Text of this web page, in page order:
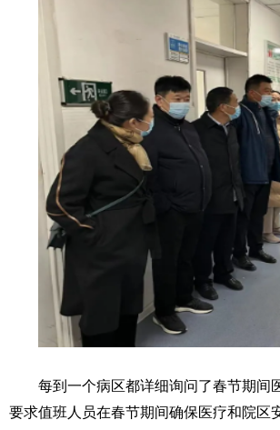
每到一个病区都详细询问了春节期间
要求值班人员在春节期间确保医疗和院区